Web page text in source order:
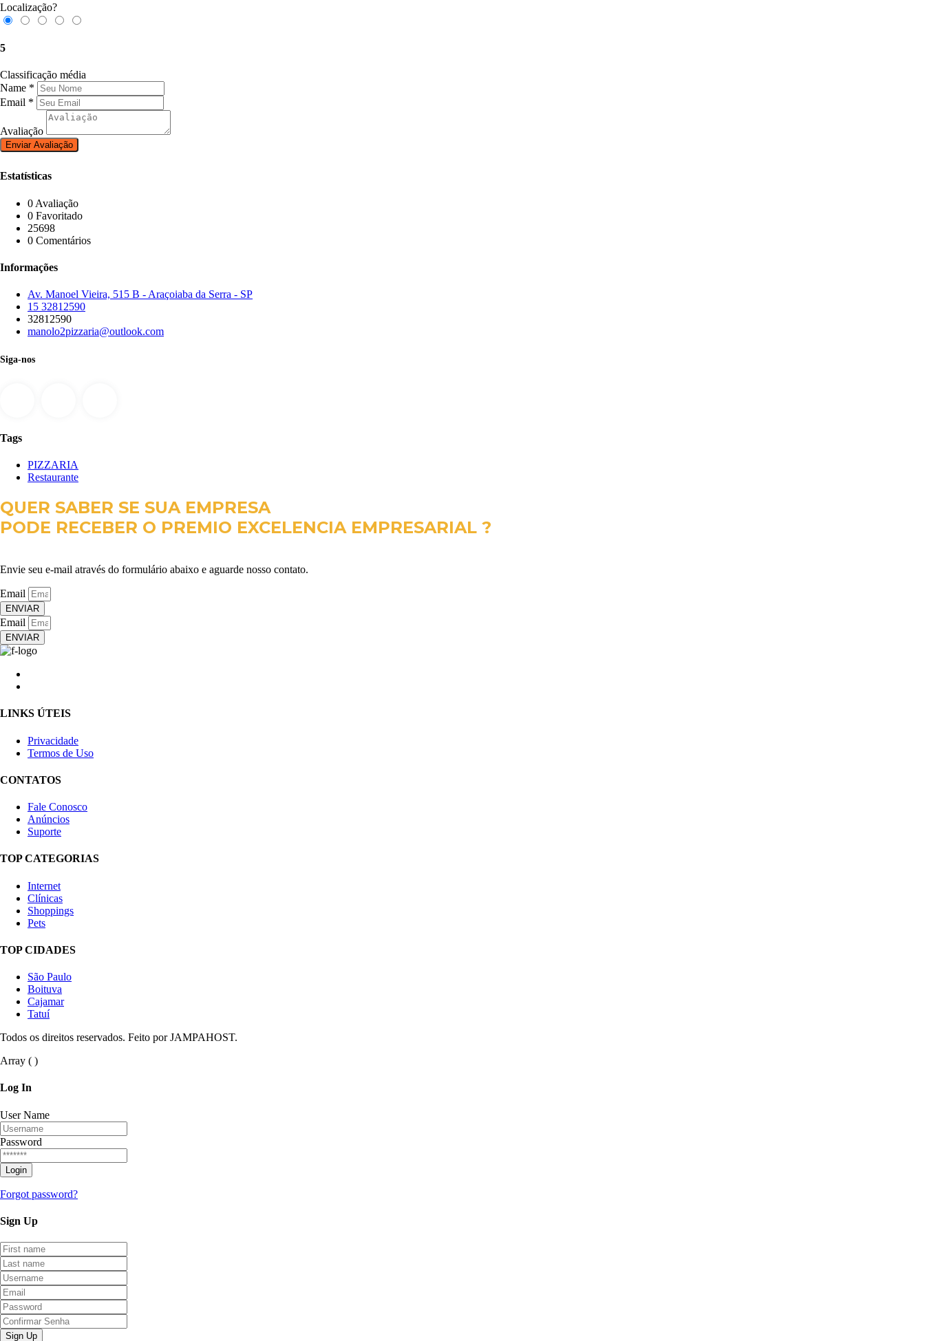
Localização?
5
Classificação média
Name *
Email *
Avaliação
Estatísticas
0 Avaliação
0 Favoritado
25698
0 Comentários
Informações
Av. Manoel Vieira, 515 B - Araçoiaba da Serra - SP
15 32812590
32812590
manolo2pizzaria@outlook.com
Siga-nos
Tags
PIZZARIA
Restaurante
QUER SABER SE SUA EMPRESA
PODE RECEBER O PREMIO EXCELENCIA EMPRESARIAL ?
Envie seu e-mail através do formulário abaixo e aguarde nosso contato.
Email
ENVIAR
Email
ENVIAR
LINKS ÚTEIS
Privacidade
Termos de Uso
CONTATOS
Fale Conosco
Anúncios
Suporte
TOP CATEGORIAS
Internet
Clínicas
Shoppings
Pets
TOP CIDADES
São Paulo
Boituva
Cajamar
Tatuí
Todos os direitos reservados. Feito por JAMPAHOST.
Array ( )
Log In
User Name
Password
Forgot password?
Sign Up
Sign Up